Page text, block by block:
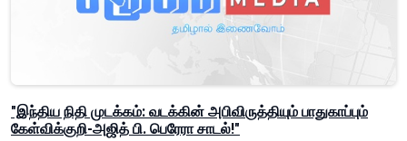
"இந்திய நிதி முடக்கம்: வடக்கின் அபிவிருத்தியும் பாதுகாப்பும்
கேள்விக்குறி-அஜித் பி. பெரேரா சாடல்!"